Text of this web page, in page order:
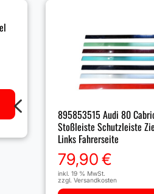
895853515 Audi 80
Stoßleiste Schutzleiste
Links Fahrerseite
79,90€
inkl. 19 % MwSt.
zzgl. Versandkosten
4